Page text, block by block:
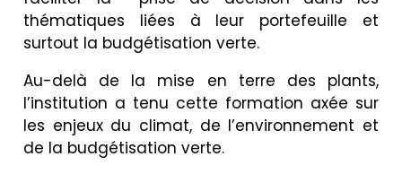
thématiques liées à leur portefeuille et
surtout la budgétisation verte.
Au-delà de la mise en terre des plants,
l’institution a tenu cette formation axée sur
les enjeux du climat, de l’environnement et
de la budgétisation verte.